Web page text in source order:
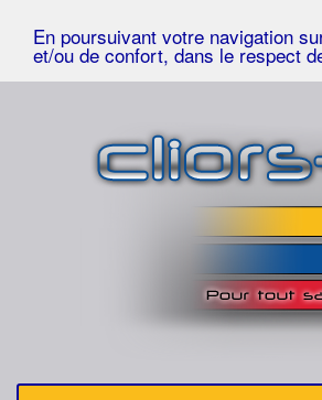
En poursuivant votre navigation
et/ou de confort, dans le respect